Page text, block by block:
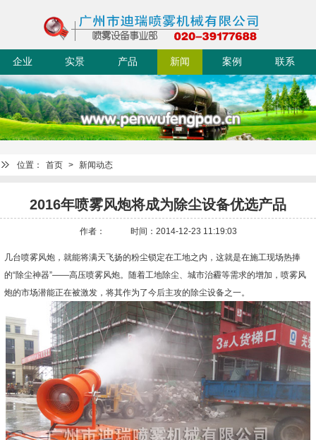
企业
简介
实景
迪瑞
产品 新闻
动态
案例
展示
联系
我们
位置： 首页 > 新闻动态
2016年喷雾风炮将成为除尘设备优选产品
作者： 时间：2014-12-23 11:19:03
几台喷雾风炮，就能将满天飞扬的粉尘锁定在工地之内，这就是在施工现场热捧
的“除尘神器”——高压喷雾风炮。随着工地除尘、城市治霾等需求的增加，喷雾风
炮的市场潜能正在被激发，将其作为了今后主攻的除尘设备之一。